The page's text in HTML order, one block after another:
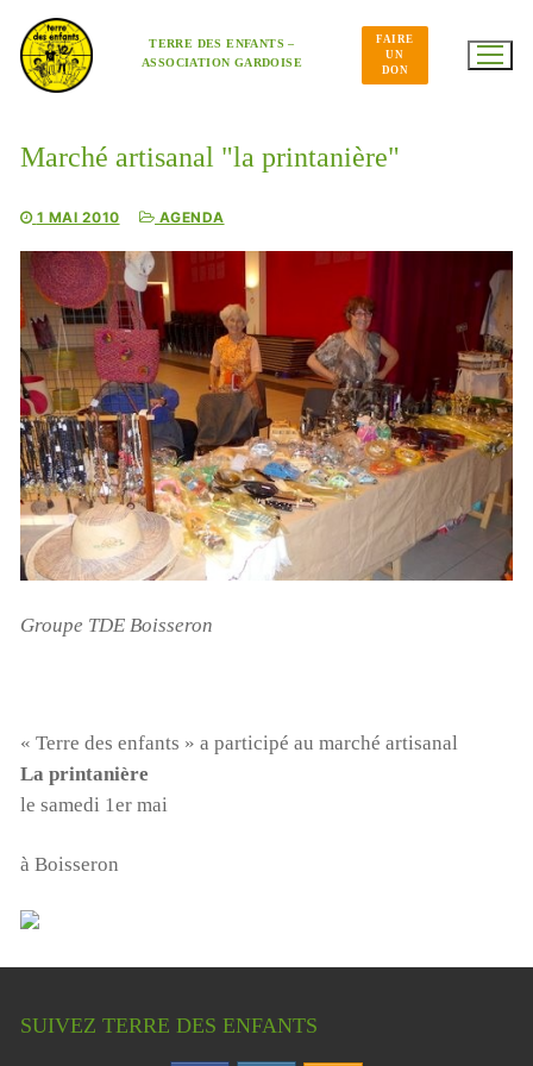
contenu
TERRE DES ENFANTS –
ASSOCIATION GARDOISE
FAIRE
UN
DON
Marché artisanal "la printanière"
1 MAI 2010 AGENDA
Groupe TDE Boisseron
« Terre des enfants » a participé au marché artisanal
La printanière
le samedi 1er mai
à Boisseron
SUIVEZ TERRE DES ENFANTS